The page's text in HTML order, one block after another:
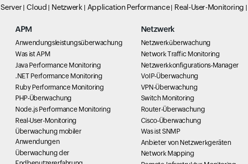
Server Cloud Netzwerk Application Performance Real-User-Monitoring
APM
Anwendungsleistungsüberwachung
Was ist APM
Java Performance Monitoring
.NET Performance Monitoring
Ruby Performance Monitoring
PHP-Überwachung
Node.js Performance Monitoring
Real-User-Monitoring
Überwachung mobiler
Anwendungen
Überwachung der
Netzwerk
Netzwerküberwachung
Network Traffic Monitoring
Netzwerkkonfigurations-Manager
VoIP-Überwachung
VPN-Überwachung
Switch Monitoring
Router-Überwachung
Cisco-Überwachung
Was ist SNMP
Anbieter von Netzwerkgeräten
Network Mapping